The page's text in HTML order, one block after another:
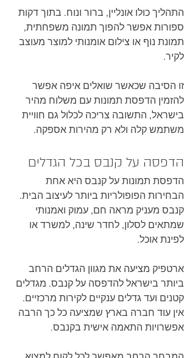
התהליך כולו אונליין, ברור ונוח. בתוך דקות
ספורות אפשר להפוך תמונה משפחתית,
תמונת נוף או צילום אומנותי למוצר מעוצב
לקיר.
זו הסיבה שכאשר שואלים איפה אפשר
להזמין הדפסת תמונות עם משלוח מהיר
בישראל, התשובה צריכה לכלול גם חוויית
משתמש קלה ולא רק מהירות אספקה.
הדפסה על קנבס בכל הגדלים
הדפסת תמונות על קנבס היא אחת
הבחירות הפופולריות ביותר לעיצוב הבית.
קנבס מעניק מראה חם, עמוק ואמנותי
שמתאים לסלון, לחדר שינה, למשרד או
לפינת אוכל.
ארטפיק מציעה את מגוון הגדלים הרחב
ביותר בישראל להדפסה על קנבס. מגדלים
קטנים ועד גדלים ענקיים לקירות מרכזיים.
אין עוד חברה בארץ שמציעה כל כך הרבה
אפשרויות התאמה אישית בקנבס.